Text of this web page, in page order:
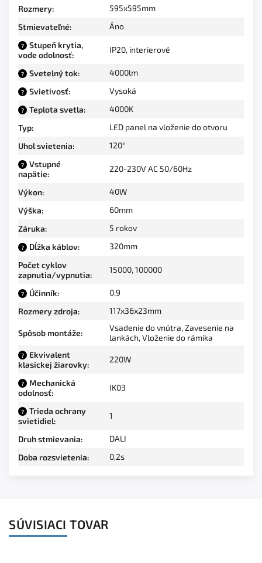
Rozmery:
595x595mm
Stmievateľné: Áno
?
Stupeň krytia,
vode odolnosť:
IP20, interierové
? Svetelný tok: 4000lm
? Svietivosť: Vysoká
? Teplota svetla:
4000K
Typ:
LED panel na vloženie do otvoru
Uhol svietenia: 120°
?
Vstupné
napätie:
220-230V AC 50/60Hz
Výkon:
40W
Výška:
60mm
Záruka: 5 rokov
? Dĺžka káblov:
320mm
Počet cyklov
zapnutia/vypnutia:
15000, 100000
? Účinník:
0,9
Rozmery zdroja: 117x36x23mm
Spôsob montáže:
Vsadenie do vnútra, Zavesenie na
lankách, Vloženie do rámika
?
Ekvivalent
klasickej žiarovky:
220W
?
Mechanická
odolnosť:
IK03
?
Trieda ochrany
svietidiel:
1
Druh stmievania:
DALI
Doba rozsvietenia: 0,2s
SÚVISIACI TOVAR